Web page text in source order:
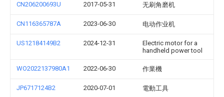
CN206200693U 2017-05-31 无刷角磨机
CN116365787A 2023-06-30 电动作业机
US12184149B2 2024-12-31
Electric motor for a
handheld power tool
WO2022137980A1 2022-06-30 作業機
JP6717124B2 2020-07-01 電動工具